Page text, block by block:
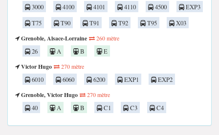
3000 4100 4101 4110 4500
EXP3
T75
T90 T91 T92 T95
X03
Grenoble, Alsace-Lorraine
260 mètre
26 A B
E
Victor Hugo
270 mètre
6010 6060 6200 EXP1
EXP2
Grenoble, Victor Hugo
270 mètre
40 A B C1 C3 C4